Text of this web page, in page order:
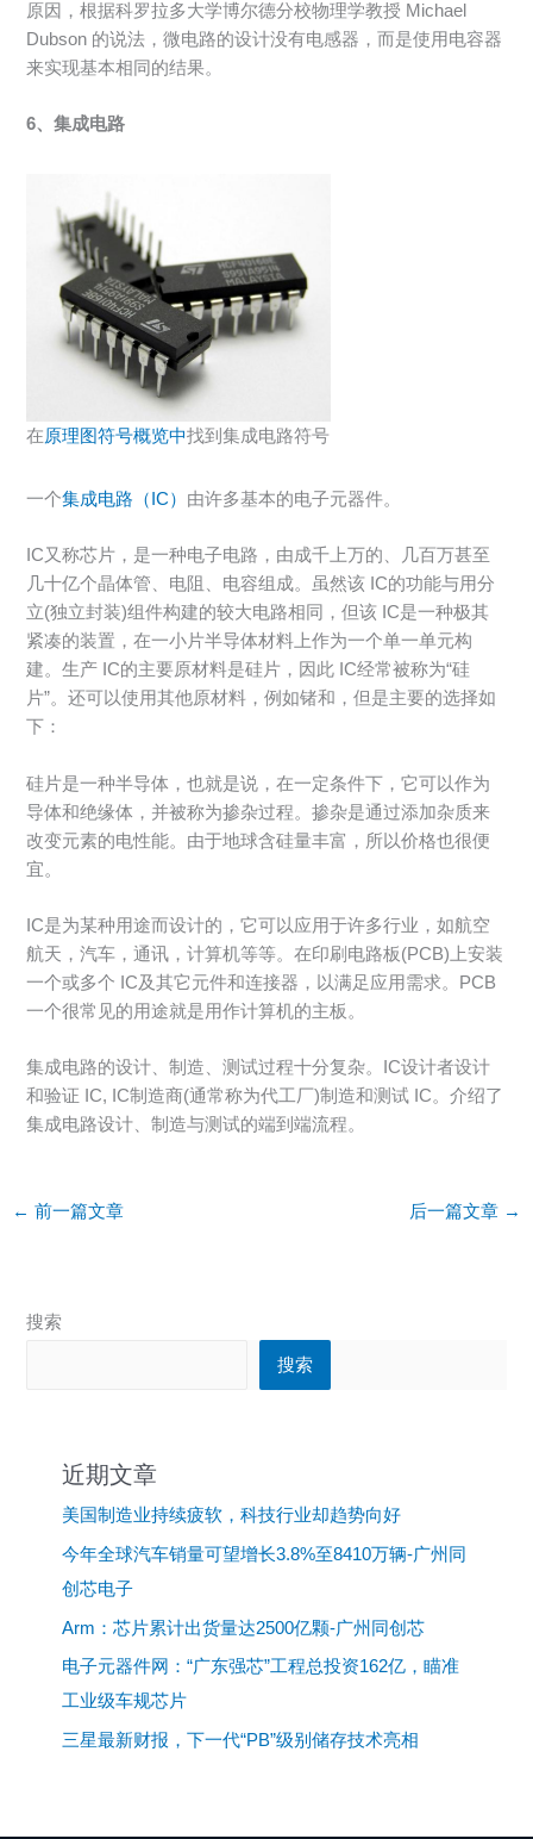
原因，根据科罗拉多大学博尔德分校物理学教授 Michael
Dubson 的说法，微电路的设计没有电感器，而是使用电容器
来实现基本相同的结果。
6、集成电路
在原理图符号概览中找到集成电路符号
一个集成电路（IC） 由许多基本的电子元器件。
IC又称芯片，是一种电子电路，由成千上万的、几百万甚至
几十亿个晶体管、电阻、电容组成。虽然该 IC的功能与用分
立(独立封装)组件构建的较大电路相同，但该 IC是一种极其
紧凑的装置，在一小片半导体材料上作为一个单一单元构
建。生产 IC的主要原材料是硅片，因此 IC经常被称为“硅
片”。还可以使用其他原材料，例如锗和，但是主要的选择如
下：
硅片是一种半导体，也就是说，在一定条件下，它可以作为
导体和绝缘体，并被称为掺杂过程。掺杂是通过添加杂质来
改变元素的电性能。由于地球含硅量丰富，所以价格也很便
宜。
IC是为某种用途而设计的，它可以应用于许多行业，如航空
航天，汽车，通讯，计算机等等。在印刷电路板(PCB)上安装
一个或多个 IC及其它元件和连接器，以满足应用需求。PCB
一个很常见的用途就是用作计算机的主板。
集成电路的设计、制造、测试过程十分复杂。IC设计者设计
和验证 IC, IC制造商(通常称为代工厂)制造和测试 IC。介绍了
集成电路设计、制造与测试的端到端流程。
← 前一篇文章 后一篇文章 →
搜索
搜索
近期文章
美国制造业持续疲软，科技行业却趋势向好
今年全球汽车销量可望增长3.8%至8410万辆-广州同
创芯电子
Arm：芯片累计出货量达2500亿颗-广州同创芯
电子元器件网：“广东强芯”工程总投资162亿，瞄准
工业级车规芯片
三星最新财报，下一代“PB”级别储存技术亮相